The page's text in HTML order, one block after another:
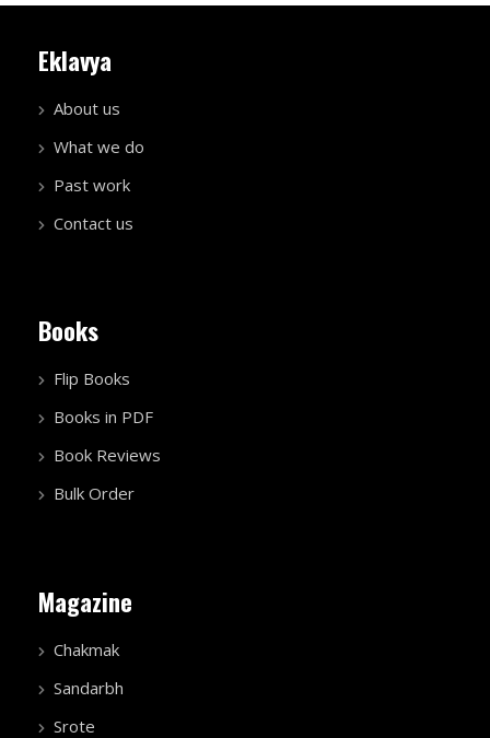
Eklavya
About us
What we do
Past work
Contact us
Books
Flip Books
Books in PDF
Book Reviews
Bulk Order
Magazine
Chakmak
Sandarbh
Srote